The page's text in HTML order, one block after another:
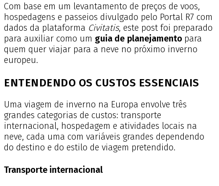
Com base em um levantamento de preços de voos,
hospedagens e passeios divulgado pelo Portal R7 com
dados da plataforma Civitatis, este post foi preparado
para auxiliar como um guia de planejamento para
quem quer viajar para a neve no próximo inverno
europeu.
ENTENDENDO OS CUSTOS ESSENCIAIS
Uma viagem de inverno na Europa envolve três
grandes categorias de custos: transporte
internacional, hospedagem e atividades locais na
neve, cada uma com variáveis grandes dependendo
do destino e do estilo de viagem pretendido.
Transporte internacional